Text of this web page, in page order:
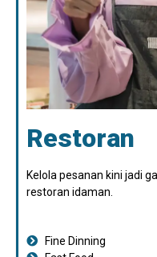
Restoran
Kelola pesanan kini jadi
restoran idaman.
Fine Dinning